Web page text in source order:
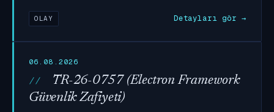
OLAY Detayları gör →
06.08.2026
TR-26-0757 (Electron Framework
Güvenlik Zafiyeti)